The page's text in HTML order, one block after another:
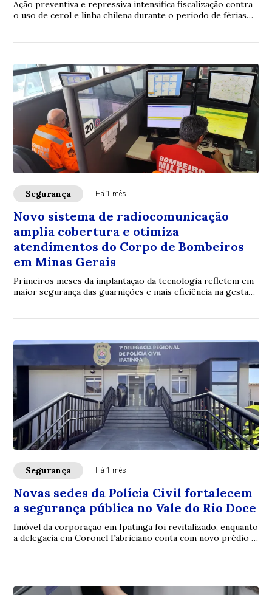
Ação preventiva e repressiva intensifica fiscalização contra
o uso de cerol e linha chilena durante o período de férias
Segurança Há 1 mês
Novo sistema de radiocomunicação
amplia cobertura e otimiza
atendimentos do Corpo de Bombeiros
em Minas Gerais
Primeiros meses da implantação da tecnologia refletem em
maior segurança das guarnições e mais eficiência na gestão
Segurança Há 1 mês
Novas sedes da Polícia Civil fortalecem
a segurança pública no Vale do Rio Doce
Imóvel da corporação em Ipatinga foi revitalizado, enquanto
a delegacia em Coronel Fabriciano conta com novo prédio e